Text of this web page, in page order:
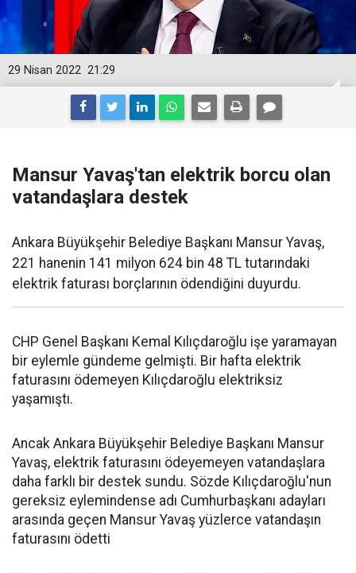
21:29
29 Nisan 2022
Mansur Yavaş'tan elektrik borcu olan
vatandaşlara destek
Ankara Büyükşehir Belediye Başkanı Mansur Yavaş,
221 hanenin 141 milyon 624 bin 48 TL tutarındaki
elektrik faturası borçlarının ödendiğini duyurdu.
CHP Genel Başkanı Kemal Kılıçdaroğlu işe yaramayan
bir eylemle gündeme gelmişti. Bir hafta elektrik
faturasını ödemeyen Kılıçdaroğlu elektriksiz
yaşamıştı.
Ancak Ankara Büyükşehir Belediye Başkanı Mansur
Yavaş, elektrik faturasını ödeyemeyen vatandaşlara
daha farklı bir destek sundu. Sözde Kılıçdaroğlu'nun
gereksiz eylemindense adı Cumhurbaşkanı adayları
arasında geçen Mansur Yavaş yüzlerce vatandaşın
faturasını ödetti